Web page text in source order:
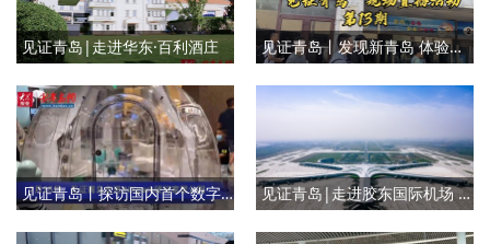
见证青岛|走进华东·百利酒庄 见证青岛丨发现新青岛 体验人文艺术科技绚丽光影
见证青岛丨探访国内首个数字化场景体验中心 见证青岛|走进胶东国际机场 体验“一站式”登机流程